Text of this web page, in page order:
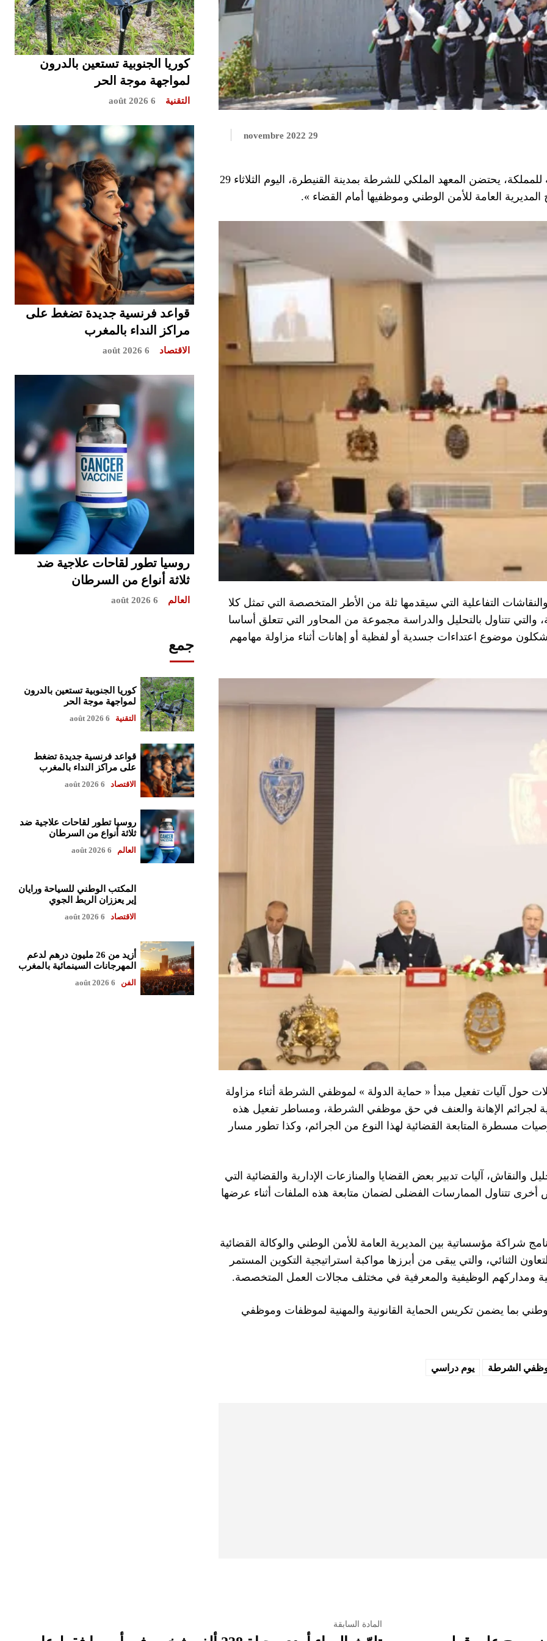
كوريا الجنوبية تستعين بالدرون
لمواجهة موجة الحر
التقنية 6 août 2026
قواعد فرنسية جديدة تضغط على
مراكز النداء بالمغرب
الاقتصاد 6 août 2026
روسيا تطور لقاحات علاجية ضد
ثلاثة أنواع من السرطان
العالم 6 août 2026
جمع
كوريا الجنوبية تستعين بالدرون
لمواجهة موجة الحر
التقنية 6 août 2026
قواعد فرنسية جديدة تضغط
على مراكز النداء بالمغرب
الاقتصاد 6 août 2026
روسيا تطور لقاحات علاجية ضد
ثلاثة أنواع من السرطان
العالم 6 août 2026
المكتب الوطني للسياحة ورايان
إير يعززان الربط الجوي
الاقتصاد 6 août 2026
أزيد من 26 مليون درهم لدعم
المهرجانات السينمائية بالمغرب
الفن 6 août 2026
29 novembre 2022
بشراكة بين المديرية العامة للأمن الوطني والوكالة القضائية للمملكة، يحتضن المعهد الملكي للشرطة بمدينة القنيطرة، اليوم الثلاثاء 29
العامة للأمن الوطني وموظفيها أمام القضاء ».
التفاعلية التي سيقدمها ثلة من الأطر المتخصصة التي تمثل كلا
والتي تتناول بالتحليل والدراسة مجموعة من المحاور التي تتعلق أساسا
موضوع اعتداءات جسدية أو لفظية أو إهانات أثناء مزاولة مهامهم
حول آليات تفعيل مبدأ « حماية الدولة » لموظفي الشرطة أثناء مزاولة
لجرائم الإهانة والعنف في حق موظفي الشرطة، ومساطر تفعيل هذه
مسطرة المتابعة القضائية لهذا النوع من الجرائم، وكذا تطور مسار
والنقاش، آليات تدبير بعض القضايا والمنازعات الإدارية والقضائية التي
تتناول الممارسات الفضلى لضمان متابعة هذه الملفات أثناء عرضها
شراكة مؤسساتية بين المديرية العامة للأمن الوطني والوكالة القضائية
الثنائي، والتي يبقى من أبرزها مواكبة استراتيجية التكوين المستمر
ومداركهم الوظيفية والمعرفية في مختلف مجالات العمل المتخصصة.
بما يضمن تكريس الحماية القانونية والمهنية لموظفات وموظفي
الشرطة يوم دراسي
المادة السابقة